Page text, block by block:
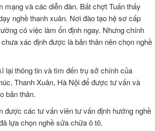
mạng và các diễn đàn. Bất chợt Tuấn thấy
nghề thanh xuân. Nơi đào tạo hệ sơ cấp
có việc làm ổn định ngay. Nhưng chính
xác định được là bản thân nên chọn nghề
tin và tìm đến trụ sở chính của
Thanh Xuân, Hà Nội để được tư vấn và
bản thân.
các tư vấn viên tư vấn định hướng nghề
lựa chọn nghề sửa chữa ô tô.